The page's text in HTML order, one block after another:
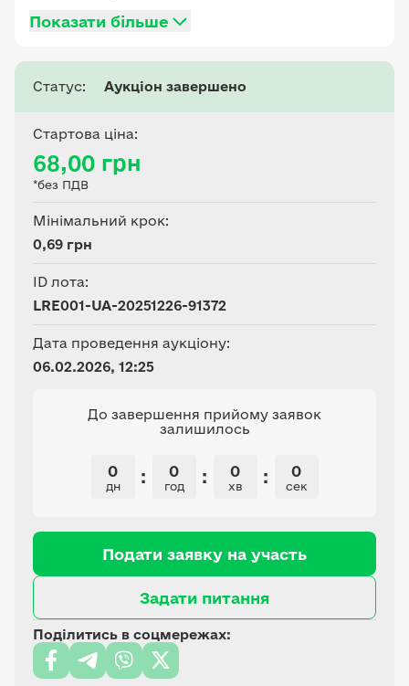
Черкаської області. Земельна
сільськогосподарського
призначення, за цільовим
призначенням 01.03 Для
ведення особистого
селянського господарства за
складом угідь сіножаті-
0,0845 га. На земельній
ділянці відсутні будівлі і
Показати більше
Статус: Аукціон завершено
Стартова ціна:
68,00 грн
*без ПДВ
Мінімальний крок:
0,69 грн
ID лота:
LRE001-UA-20251226-91372
Дата проведення аукціону:
06.02.2026, 12:25
До завершення прийому заявок
залишилось
0
дн : 0
год : 0
хв : 0
сек
Подати заявку на участь
Задати питання
Поділитись в соцмережах: